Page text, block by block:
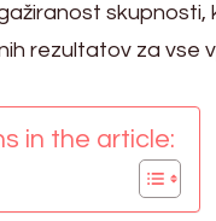
skupnosti,
rezultatov za vse
in the article: